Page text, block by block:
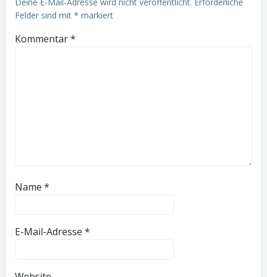
Felder sind mit * markiert
Kommentar*
Name *
E-Mail-Adresse *